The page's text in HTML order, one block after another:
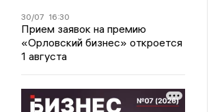
30/07 16:30
Прием заявок на премию
«Орловский бизнес» откроется
1 августа